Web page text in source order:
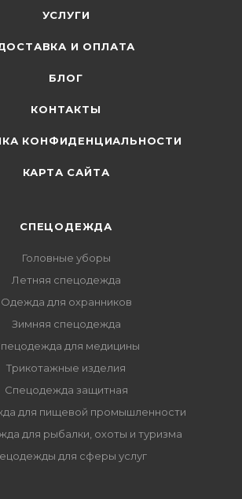
УСЛУГИ
И ОПЛАТА
БЛОГ
КОНТАКТЫ
КОНФИДЕНЦИАЛЬНОСТИ
КАРТА САЙТА
СПЕЦОДЕЖДА
Головные уборы
Летняя спецодежда
Одежда для охранников
Зимняя спецодежда
для медицины
Трикотажные изделия
Спецодежда защитная
для пищевой промышленности
для рыбалки, охоты и туризма
для сферы услуг